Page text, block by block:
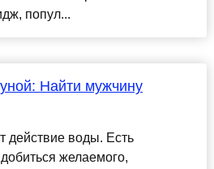
попул...
Найти мужчину
действие воды. Есть
желаемого,